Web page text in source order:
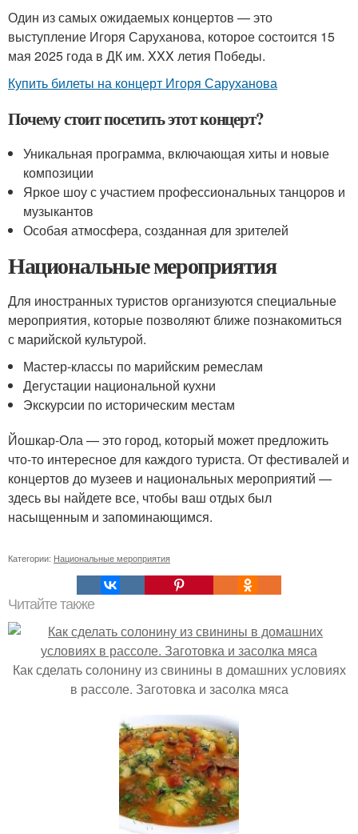
Один из самых ожидаемых концертов — это
выступление Игоря Саруханова, которое состоится 15
мая 2025 года в ДК им. XXX летия Победы.
Купить билеты на концерт Игоря Саруханова
Почему стоит посетить этот концерт?
Уникальная программа, включающая хиты и новые
композиции
Яркое шоу с участием профессиональных танцоров и
музыкантов
Особая атмосфера, созданная для зрителей
Национальные мероприятия
Для иностранных туристов организуются специальные
мероприятия, которые позволяют ближе познакомиться
с марийской культурой.
Мастер-классы по марийским ремеслам
Дегустации национальной кухни
Экскурсии по историческим местам
Йошкар-Ола — это город, который может предложить
что-то интересное для каждого туриста. От фестивалей и
концертов до музеев и национальных мероприятий —
здесь вы найдете все, чтобы ваш отдых был
насыщенным и запоминающимся.
Категории: Национальные мероприятия
Читайте также
Как сделать солонину из свинины в домашних условиях
в рассоле. Заготовка и засолка мяса